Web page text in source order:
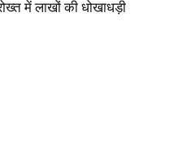
में लाखों की धोखाधड़ी